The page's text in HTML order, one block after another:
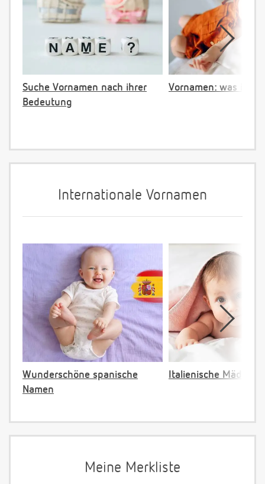
Suche Vornamen nach ihrer
Bedeutung
Vornamen: was ist
Internationale Vornamen
Wunderschöne spanische
Namen
Italienische
Meine Merkliste